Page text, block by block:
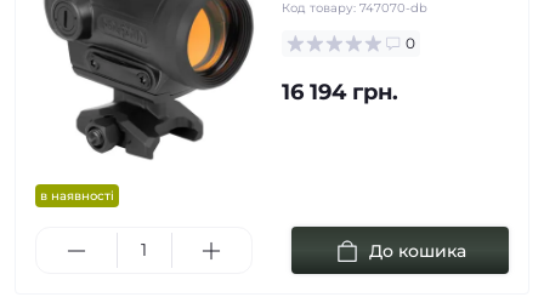
в наявності
Код товару: 747070-db
0
16 194 грн.
До кошика